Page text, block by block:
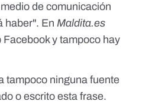
de comunicación
haber". EnMaldita.es
Facebooky tampoco hay
tampoco ninguna fuente
o escrito esta frase.